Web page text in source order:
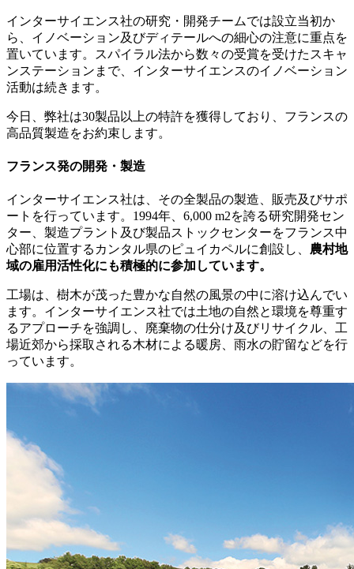
インターサイエンス社の研究・開発チームでは設立当初か
ら、イノベーション及びディテールへの細心の注意に重点を
置いています。スパイラル法から数々の受賞を受けたスキャ
ンステーションまで、インターサイエンスのイノベーション
活動は続きます。
今日、弊社は30製品以上の特許を獲得しており、フランスの
高品質製造をお約束します。
フランス発の開発・製造
インターサイエンス社は、その全製品の製造、販売及びサポ
ートを行っています。1994年、6,000 m2を誇る研究開発セン
ター、製造プラント及び製品ストックセンターをフランス中
心部に位置するカンタル県のピュイカペルに創設し、 農村地
域の雇用活性化にも積極的に参加しています。
工場は、樹木が茂った豊かな自然の風景の中に溶け込んでい
ます。インターサイエンス社では土地の自然と環境を尊重す
るアプローチを強調し、廃棄物の仕分け及びリサイクル、工
場近郊から採取される木材による暖房、雨水の貯留などを行
っています。